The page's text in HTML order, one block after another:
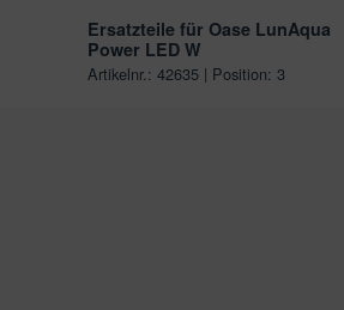
Ersatzteile für Oase LunAqua
Power LED W
Artikelnr.: 42635 | Position: 3